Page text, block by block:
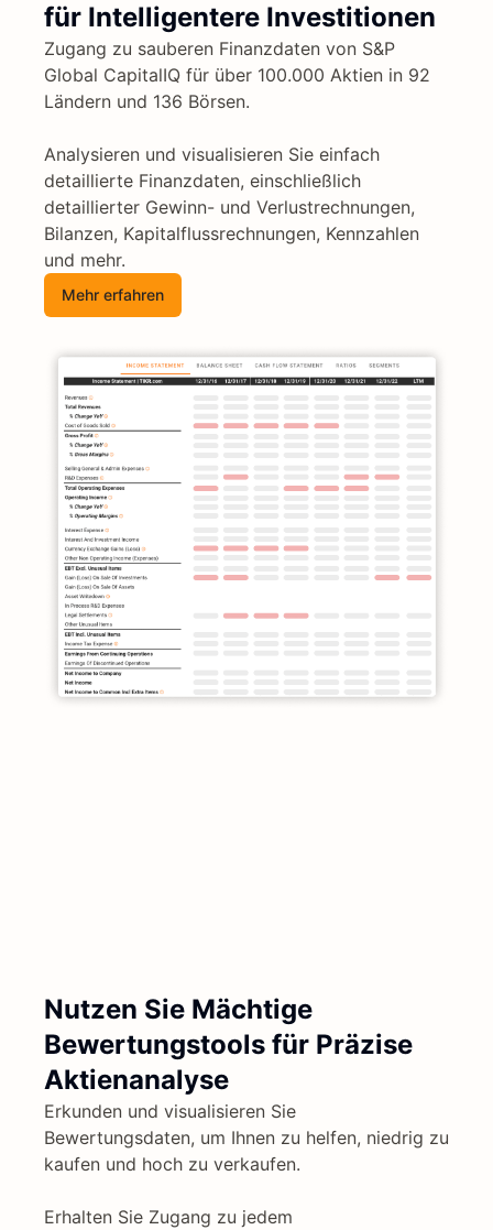
für Intelligentere Investitionen
Zugang zu sauberen Finanzdaten von S&P
Global CapitalIQ für über 100.000 Aktien in 92
Ländern und 136 Börsen.
Analysieren und visualisieren Sie einfach
detaillierte Finanzdaten, einschließlich
detaillierter Gewinn- und Verlustrechnungen,
Bilanzen, Kapitalflussrechnungen, Kennzahlen
und mehr.
Mehr erfahren
Nutzen Sie Mächtige
Bewertungstools für Präzise
Aktienanalyse
Erkunden und visualisieren Sie
Bewertungsdaten, um Ihnen zu helfen, niedrig zu
kaufen und hoch zu verkaufen.
Erhalten Sie Zugang zu jedem